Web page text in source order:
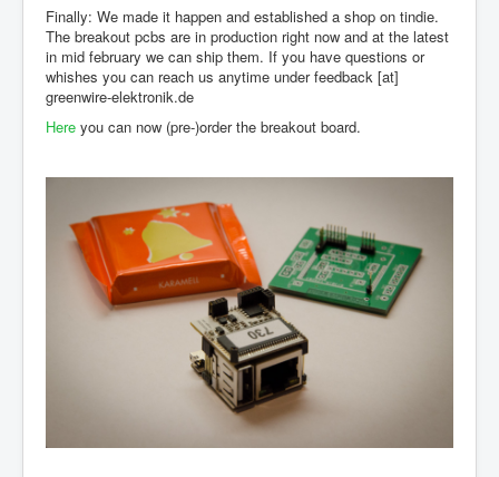
Finally: We made it happen and established a shop on tindie.
The breakout pcbs are in production right now and at the latest
in mid february we can ship them. If you have questions or
whishes you can reach us anytime under feedback [at]
greenwire-elektronik.de
Here you can now (pre-)order the breakout board.